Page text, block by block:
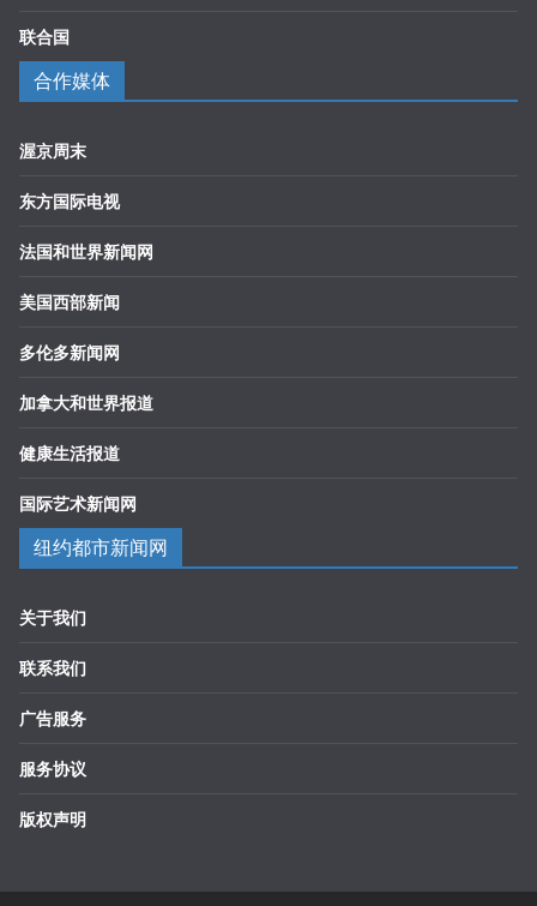
联合国
合作媒体
渥京周末
东方国际电视
法国和世界新闻网
美国西部新闻
多伦多新闻网
加拿大和世界报道
健康生活报道
国际艺术新闻网
纽约都市新闻网
关于我们
联系我们
广告服务
服务协议
版权声明